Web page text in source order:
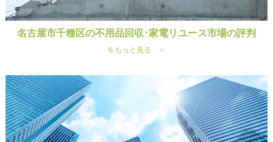
名古屋市千種区の不用品回収･家電リユース市場の評判
をもっと見る ＞